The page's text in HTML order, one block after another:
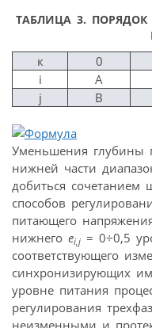
ТАБЛИЦА 3.
к 0
i
A
j
B
Уменьшения глубины
нижней части
добиться сочетанием
способов
питающего
нижнего ei,j = 0÷0,5
соответствующего
синхронизирующих
уровне питания
регулирования